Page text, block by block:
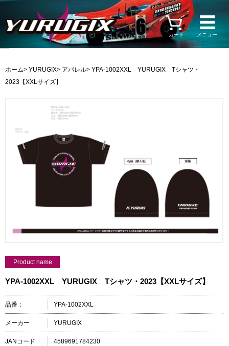
カート メニュー
ホーム> YURUGIX> アパレル> YPA-1002XXL YURUGIX Tシャツ・
2023【XXLサイズ】
Product name
YPA-1002XXL YURUGIX Tシャツ・2023【XXLサイズ】
品番： YPA-1002XXL
メーカー YURUGIX
JANコード 4589691784230